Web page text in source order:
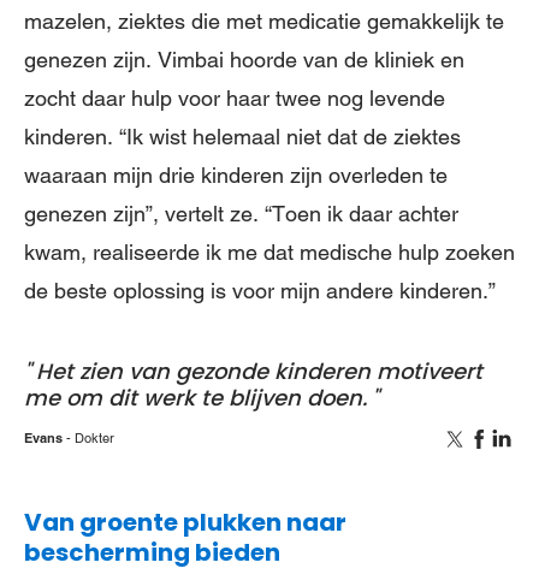
mazelen, ziektes die met medicatie gemakkelijk te
genezen zijn. Vimbai hoorde van de kliniek en
zocht daar hulp voor haar twee nog levende
kinderen. “Ik wist helemaal niet dat de ziektes
waaraan mijn drie kinderen zijn overleden te
genezen zijn”, vertelt ze. “Toen ik daar achter
kwam, realiseerde ik me dat medische hulp zoeken
de beste oplossing is voor mijn andere kinderen.”
Het zien van gezonde kinderen motiveert
me om dit werk te blijven doen.
Evans Dokter
Van groente plukken naar
bescherming bieden